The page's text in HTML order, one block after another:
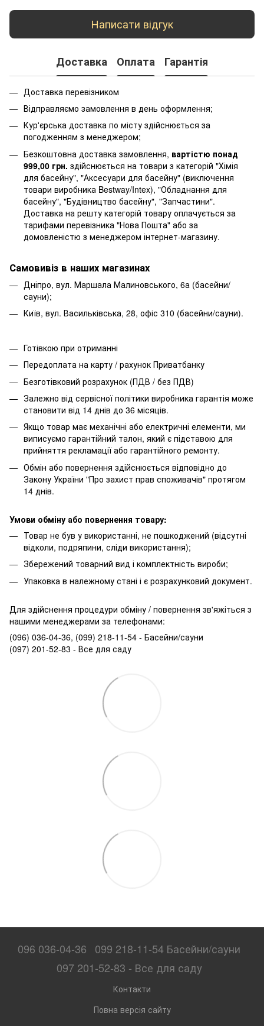
Написати відгук
Доставка Оплата Гарантія
Доставка перевізником
Відправляємо замовлення в день оформлення;
Кур'єрська доставка по місту здійснюється за
погодженням з менеджером;
Безкоштовна доставка замовлення, вартістю понад
999,00 грн. здійснюється на товари з категорій "Хімія
для басейну", "Аксесуари для басейну" (виключення
товари виробника Bestway/Intex), "Обладнання для
басейну", "Будівництво басейну", "Запчастини".
Доставка на решту категорій товару оплачується за
тарифами перевізника "Нова Пошта" або за
домовленістю з менеджером інтернет-магазину.
Самовивіз в наших магазинах
Дніпро, вул. Маршала Малиновського, 6а (басейни/
сауни);
Київ, вул. Васильківська, 28, офіс 310 (басейни/сауни).
Готівкою при отриманні
Передоплата на карту / рахунок Приватбанку
Безготівковий розрахунок (ПДВ / без ПДВ)
Залежно від сервісної політики виробника гарантія може
становити від 14 днів до 36 місяців.
Якщо товар має механічні або електричні елементи, ми
виписуємо гарантійний талон, який є підставою для
прийняття рекламації або гарантійного ремонту.
Обмін або повернення здійснюється відповідно до
Закону України "Про захист прав споживачів" протягом
14 днів.
Умови обміну або повернення товару:
Товар не був у використанні, не пошкоджений (відсутні
відколи, подряпини, сліди використання);
Збережений товарний вид і комплектність вироби;
Упаковка в належному стані і є розрахунковий документ.
Для здійснення процедури обміну / повернення зв'яжіться з
нашими менеджерами за телефонами:
(096) 036-04-36, (099) 218-11-54 - Басейни/сауни
(097) 201-52-83 - Все для саду
096 036-04-36
099 218-11-54 Басейни/сауни
097 201-52-83 - Все для саду
Контакти
Повна версія сайту